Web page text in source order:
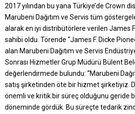
2017 yılından bu yana Türkiye’de Crown
Marubeni Dağıtım ve Servis tüm
alarak en iyi distribütörlere verilen James
sahibi oldu. Törende “James F. Dicke
alan Marubeni Dağıtım ve Servis
Sonrası Hizmetler Grup Müdürü Bülent
değerlendirmede bulundu: “Marubeni
satış şirketinden öte bir hizmet şirketiyiz.
önemli ve kritik bir süreç olduğunu geride
döneminde gördük. Bu süreçte tedarik